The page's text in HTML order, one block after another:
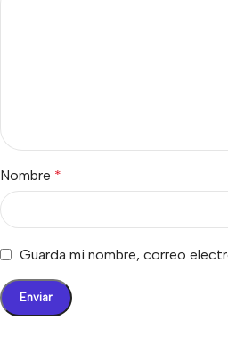
Nombre *
Guarda mi nombre, correo